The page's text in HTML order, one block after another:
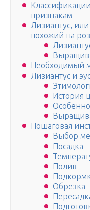
признакам
Лизиантус,
похожий на
Необходимый
Лизиантус и
История
Пошаговая
Выбор
Посадка
Полив
Обрезка